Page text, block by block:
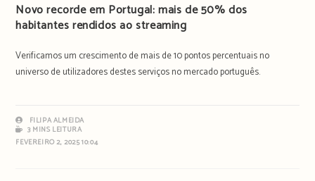
Novo recorde em Portugal: mais de 50% dos
habitantes rendidos ao streaming
Verificamos um crescimento de mais de 10 pontos percentuais no
universo de utilizadores destes serviços no mercado português.
FILIPA ALMEIDA
3 MINS LEITURA
FEVEREIRO 2, 2025 10:04